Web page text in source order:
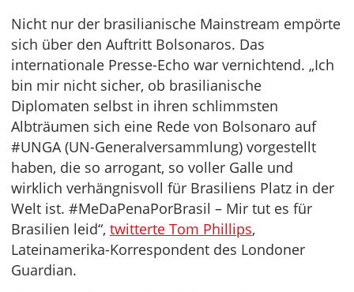
Nicht nur der brasilianische Mainstream empörte
sich über den Auftritt Bolsonaros. Das
internationale Presse-Echo war vernichtend. „Ich
bin mir nicht sicher, ob brasilianische
Diplomaten selbst in ihren schlimmsten
Albträumen sich eine Rede von Bolsonaro auf
#UNGA (UN-Generalversammlung) vorgestellt
haben, die so arrogant, so voller Galle und
wirklich verhängnisvoll für Brasiliens Platz in der
Welt ist. #MeDaPenaPorBrasil – Mir tut es für
Brasilien leid“, twitterte Tom Phillips,
Lateinamerika-Korrespondent des Londoner
Guardian.